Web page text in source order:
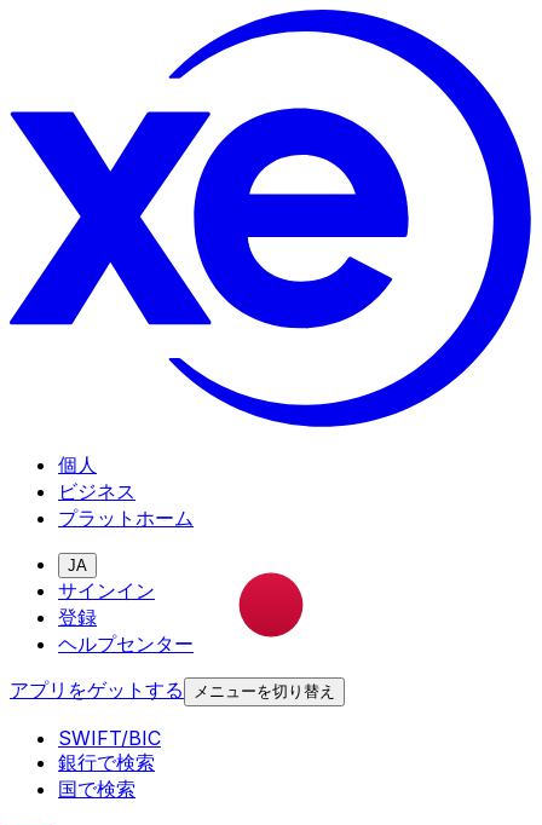
個人
ビジネス
プラットホーム
JA
サインイン
登録
ヘルプセンター
アプリをゲットする
メニューを切り替え
SWIFT/BIC
銀行で検索
国で検索